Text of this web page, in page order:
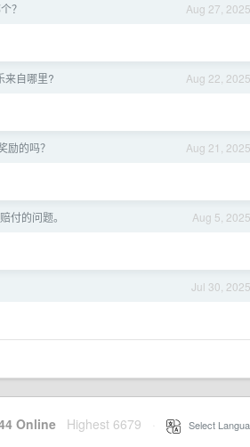
Aug 27, 2025
？
Aug 22, 2025
来自哪里?
Aug 21, 2025
励的吗？
Aug 5, 2025
付的问题。
Jul 30, 2025
Online Highest 6679 Select